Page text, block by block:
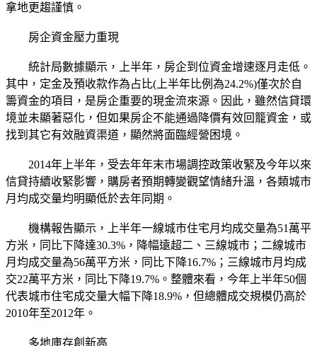
拿地更趨謹慎。
房企資金壓力重現
統計局數據顯示，上半年，房企到位資金增速逐月走低。
其中，定金及預收款作為占比(上半年比例為24.2%)僅次於自
籌資金的項目，是房企重要的現金流來源。因此，雖然信貸環
境並未顯著惡化，但如果房企不能通過降價有效回籠資金，或
找到其它有效融資渠道，顯然將面臨經營困境。
2014年上半年，受去年年末市場調控政策收緊及今年以來
信貸持續收緊影響，購房者預期轉變觀望情緒升溫，各類城市
月均成交量均明顯低於去年同期。
機構報告顯示，上半年一線城市住宅月均成交量為51萬平
方米，同比下降達30.3%，降幅遠超二、三線城市；二線城市
月均成交量為56萬平方米，同比下降16.7%；三線城市月均成
交22萬平方米，同比下降19.7%。整體來看，今年上半年50個
代表城市住宅成交量大幅下降18.9%，但總體成交規模仍高於
2010年至2012年。
多地庫存創新高